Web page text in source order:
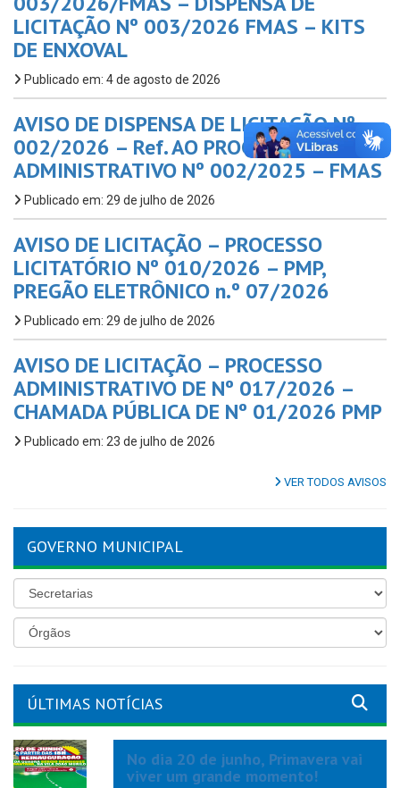
LICITAÇÃO Nº 003/2026 FMAS – KITS
DE ENXOVAL
Publicado em: 4 de agosto de 2026
AVISO DE DISPENSA DE LICITAÇÃO Nº
002/2026 – Ref. AO PROC.
ADMINISTRATIVO Nº 002/2025 – FMAS
Publicado em: 29 de julho de 2026
AVISO DE LICITAÇÃO – PROCESSO
LICITATÓRIO Nº 010/2026 – PMP,
PREGÃO ELETRÔNICO n.º 07/2026
Publicado em: 29 de julho de 2026
AVISO DE LICITAÇÃO – PROCESSO
ADMINISTRATIVO DE Nº 017/2026 –
CHAMADA PÚBLICA DE Nº 01/2026 PMP
Publicado em: 23 de julho de 2026
VER TODOS AVISOS
GOVERNO MUNICIPAL
ÚLTIMAS NOTÍCIAS
No dia 20 de junho, Primavera vai
viver um grande momento!